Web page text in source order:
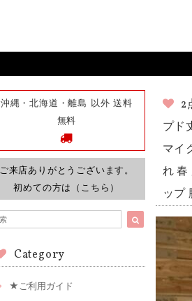
沖縄・北海道・離島 以外 送料
無料
ご来店ありがとうございます。
初めての方は（こちら）
Category
★ご利用ガイド
2
プド
マイ
れ 春
ップ